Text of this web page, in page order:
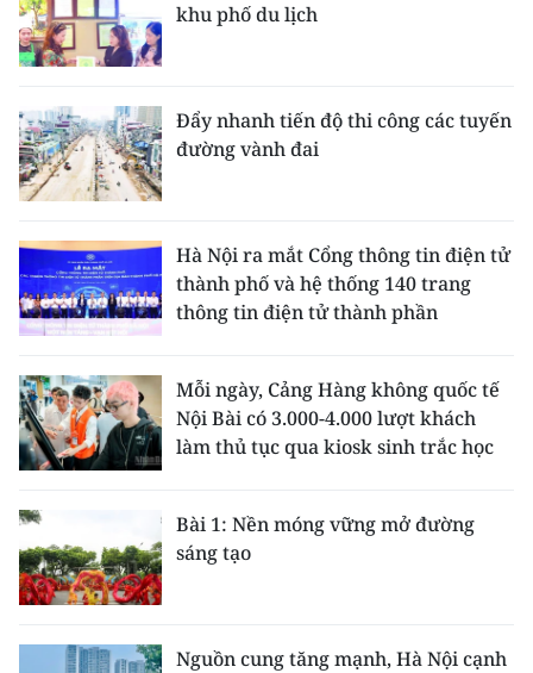
khu phố du lịch
Đẩy nhanh tiến độ thi công các tuyến
đường vành đai
Hà Nội ra mắt Cổng thông tin điện tử
thành phố và hệ thống 140 trang
thông tin điện tử thành phần
Mỗi ngày, Cảng Hàng không quốc tế
Nội Bài có 3.000-4.000 lượt khách
làm thủ tục qua kiosk sinh trắc học
Bài 1: Nền móng vững mở đường
sáng tạo
Nguồn cung tăng mạnh, Hà Nội cạnh